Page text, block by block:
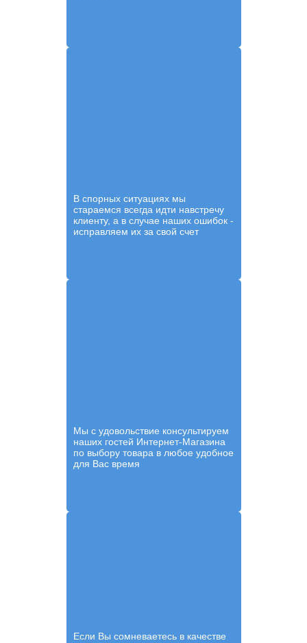
В спорных ситуациях мы
стараемся всегда идти навстречу
клиенту, а в случае наших ошибок -
исправляем их за свой счет
Мы с удовольствие консультируем
наших гостей Интернет-Магазина
по выбору товара в любое удобное
для Вас время
Если Вы сомневаетесь в качестве